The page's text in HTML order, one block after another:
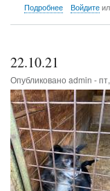
Подробнеео
Войдите
22.10.21
Опубликовано admin -